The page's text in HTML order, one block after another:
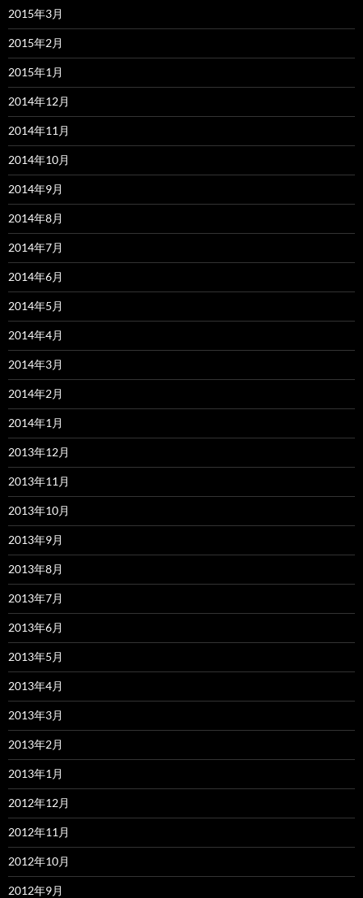
2015年3月
2015年2月
2015年1月
2014年12月
2014年11月
2014年10月
2014年9月
2014年8月
2014年7月
2014年6月
2014年5月
2014年4月
2014年3月
2014年2月
2014年1月
2013年12月
2013年11月
2013年10月
2013年9月
2013年8月
2013年7月
2013年6月
2013年5月
2013年4月
2013年3月
2013年2月
2013年1月
2012年12月
2012年11月
2012年10月
2012年9月